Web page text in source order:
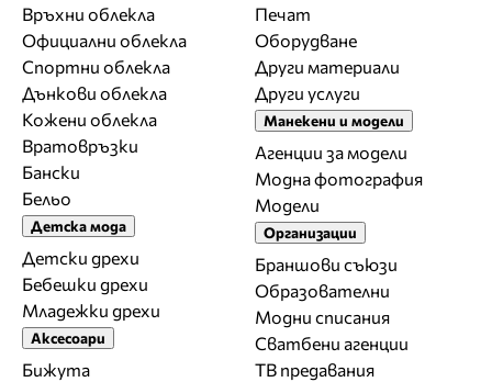
Връхни облекла
Официални облекла
Спортни облекла
Дънкови облекла
Кожени облекла
Вратовръзки
Бански
Бельо
Детска мода
Детски дрехи
Бебешки дрехи
Младежки дрехи
Аксесоари
Бижута
Печат
Оборудване
Други материали
Други услуги
Манекени и модели
Агенции за модели
Модна фотография
Модели
Организации
Браншови съюзи
Образователни
Модни списания
Сватбени агенции
ТВ предавания